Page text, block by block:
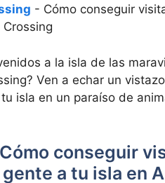
- Cómo conseguir
a la‌ isla de las
Ven ⁤a echar un
isla en un paraíso de
conseguir
a tu⁢ isla en